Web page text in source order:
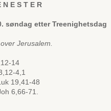
N E S T E R
søndag etter Treenighetsdag
Jerusalem.
14
4,1
19,41-48
6,66-71.